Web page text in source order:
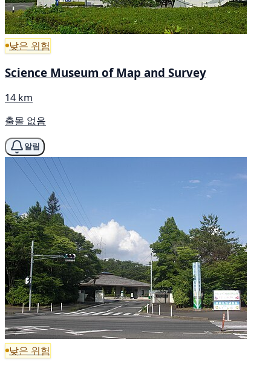
낮은 위험
Science Museum of Map and Survey
14 km
출몰 없음
알림
낮은 위험